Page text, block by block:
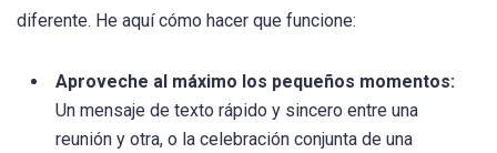
diferente. He aquí cómo hacer que funcione:
Aproveche al máximo los pequeños momentos:
Un mensaje de texto rápido y sincero entre una
reunión y otra, o la celebración conjunta de una